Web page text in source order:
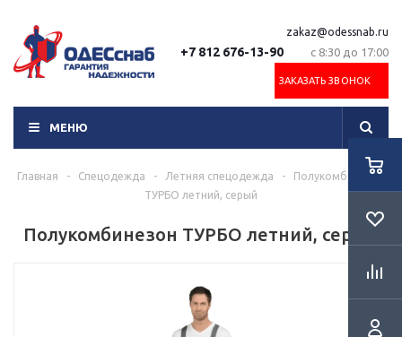
+7 812 676-13-90
zakaz@odessnab.ru
с 8:30 до 17:00
ЗАКАЗАТЬ ЗВОНОК
МЕНЮ
Главная - Спецодежда - Летняя спецодежда -
Полукомбинезон
ТУРБО летний, серый
Полукомбинезон ТУРБО летний, серый